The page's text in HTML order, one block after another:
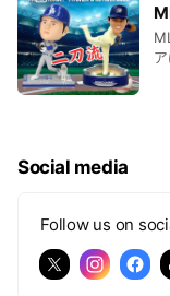
Social media
Follow us on